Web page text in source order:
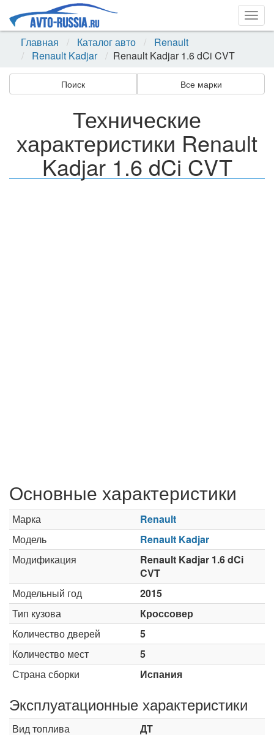
Главная
Каталог авто
Renault
Renault Kadjar
Renault Kadjar 1.6 dCi CVT
Поиск Все марки
Технические
характеристики Renault
Kadjar 1.6 dCi CVT
Основные характеристики
Марка
Renault
Модель
Renault Kadjar
Модификация
Renault Kadjar 1.6 dCi
CVT
Модельный год
2015
Тип кузова
Кроссовер
Количество дверей
5
Количество мест
5
Страна сборки
Испания
Эксплуатационные характеристики
Вид топлива
ДТ